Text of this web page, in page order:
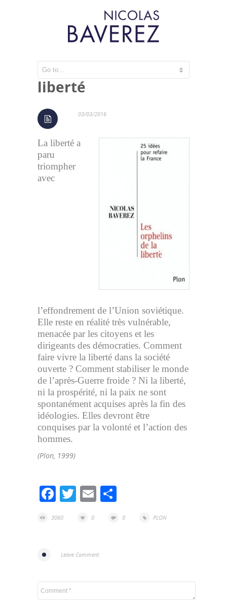
Les Orphelins de la
liberté
03/03/2016
La liberté a
paru
triompher
avec
l’effondrement de l’Union soviétique.
Elle reste en réalité très vulnérable,
menacée par les citoyens et les
dirigeants des démocraties. Comment
faire vivre la liberté dans la société
ouverte ? Comment stabiliser le monde
de l’après-Guerre froide ? Ni la liberté,
ni la prospérité, ni la paix ne sont
spontanément acquises après la fin des
idéologies. Elles devront être
conquises par la volonté et l’action des
hommes.
(Plon, 1999)
Facebook
TwitterEmail
3060 0 0 PLON
Leave Comment